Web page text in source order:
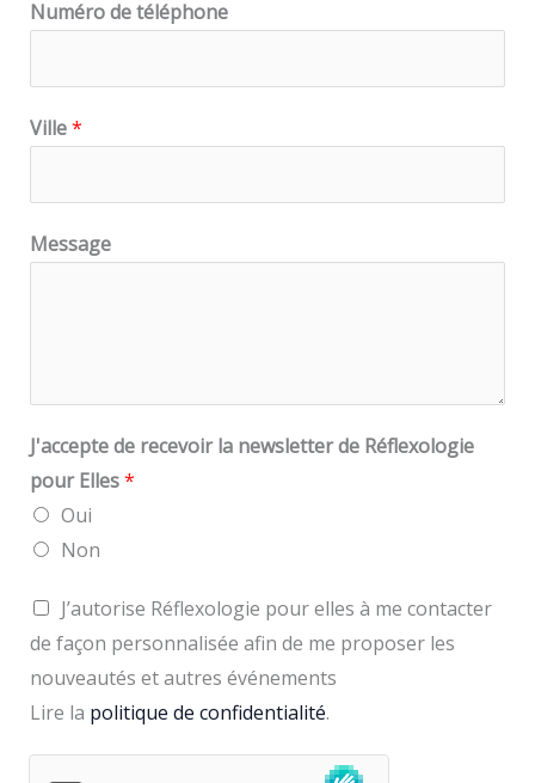
Numéro de téléphone
Ville*
Message
J'accepte de recevoir la newsletter de Réflexologie
pour Elles*
Oui
Non
R
G
P
D
J’autorise Réflexologie pour elles à me contacter
de façon personnalisée afin de me proposer les
nouveautés et autres événements
Lire la politique de confidentialité.